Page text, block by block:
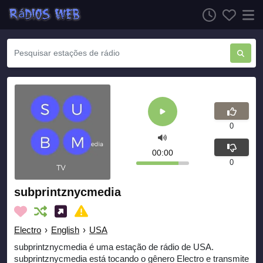
subprintznycmedia
Electro › English › USA
subprintznycmedia é uma estação de rádio de USA.
subprintznycmedia está tocando o gênero Electro e transmite
00:00
0
0